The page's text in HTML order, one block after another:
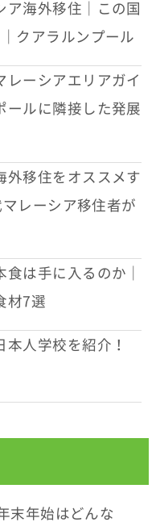
ア海外移住｜この国
クアラルンプール
レーシアエリアガイ
ールに隣接した発展
外移住をオススメす
レーシア移住者が
は手に入るのか｜
材7選
人学校を紹介！
末年始はどんな